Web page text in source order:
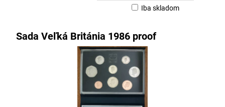
Iba skladom
Sada Veľká Británia 1986 proof